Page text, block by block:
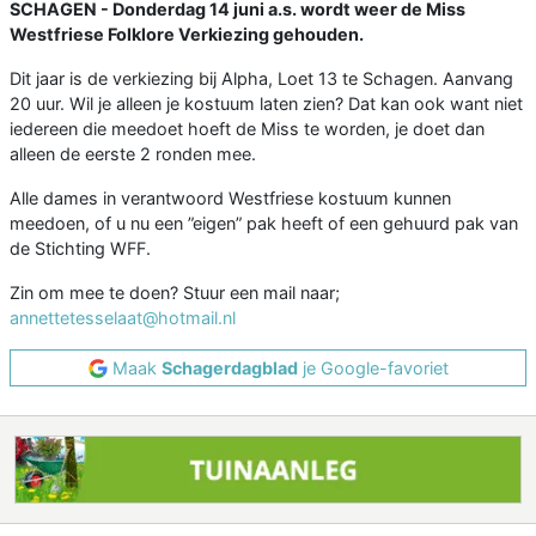
SCHAGEN - Donderdag 14 juni a.s. wordt weer de Miss
Westfriese Folklore Verkiezing gehouden.
Dit jaar is de verkiezing bij Alpha, Loet 13 te Schagen. Aanvang
20 uur. Wil je alleen je kostuum laten zien? Dat kan ook want niet
iedereen die meedoet hoeft de Miss te worden, je doet dan
alleen de eerste 2 ronden mee.
Alle dames in verantwoord Westfriese kostuum kunnen
meedoen, of u nu een ”eigen” pak heeft of een gehuurd pak van
de Stichting WFF.
Zin om mee te doen? Stuur een mail naar;
annettetesselaat@hotmail.nl
Maak Schagerdagbladje Google-favoriet